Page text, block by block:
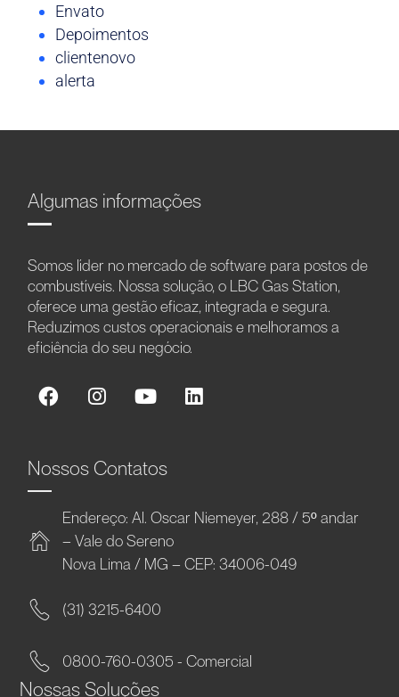
Envato
Depoimentos
clientenovo
alerta
Algumas informações
Somos líder no mercado de software para postos de
combustíveis. Nossa solução, o LBC Gas Station,
oferece uma gestão eficaz, integrada e segura.
Reduzimos custos operacionais e melhoramos a
eficiência do seu negócio.
Nossos Contatos
Endereço: Al. Oscar Niemeyer, 288 / 5º andar
– Vale do Sereno
Nova Lima / MG – CEP: 34006-049
(31) 3215-6400
0800-760-0305 - Comercial
Nossas Soluções